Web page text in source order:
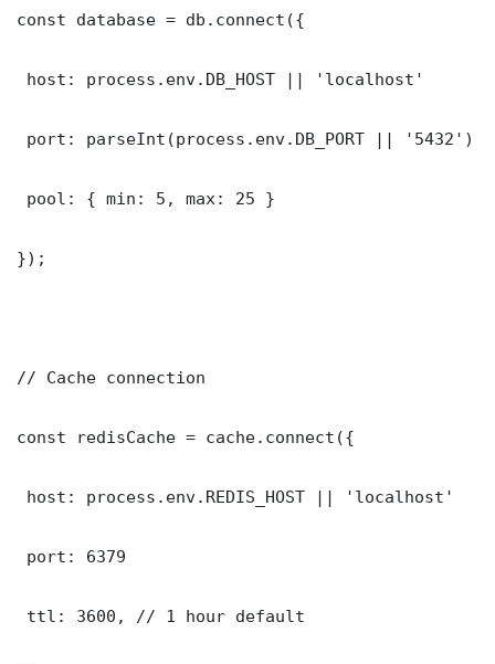
const database = db.connect({
host: process.env.DB_HOST || 'localhost'
port: parseInt(process.env.DB_PORT || '5432')
pool: { min: 5, max: 25 }
});
// Cache connection
const redisCache = cache.connect({
host: process.env.REDIS_HOST || 'localhost'
port: 6379
ttl: 3600, // 1 hour default